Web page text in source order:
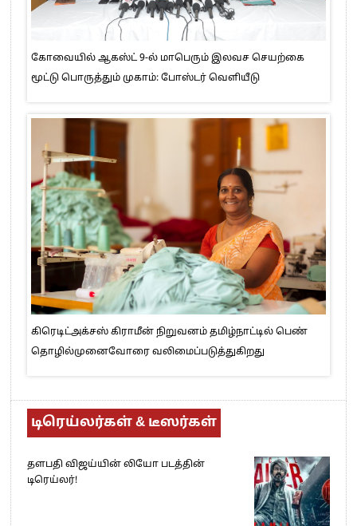
கோவையில் ஆகஸ்ட் 9-ல் மாபெரும் இலவச செயற்கை
மூட்டு பொருத்தும் முகாம்: போஸ்டர் வெளியீடு
கிரெடிட்அக்சஸ் கிராமீன் நிறுவனம் தமிழ்நாட்டில் பெண்
தொழில்முனைவோரை வலிமைப்படுத்துகிறது
டிரெய்லர்கள் & டீஸர்கள்
தளபதி விஜய்யின் லியோ படத்தின்
டிரெய்லர்!